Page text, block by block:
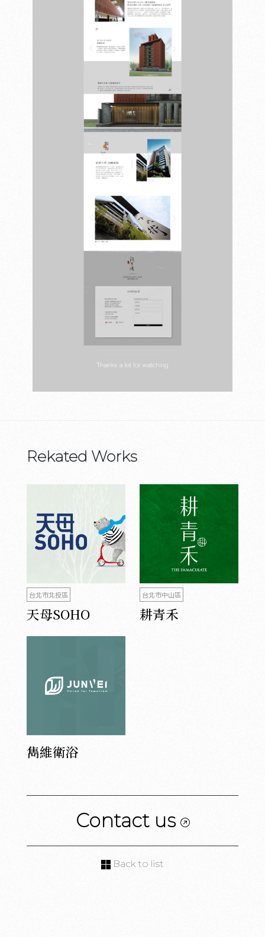
Rekated Works
台北市北投區
天母SOHO
台北市中山區
耕青禾
雋維衛浴
Contact us
Back to list